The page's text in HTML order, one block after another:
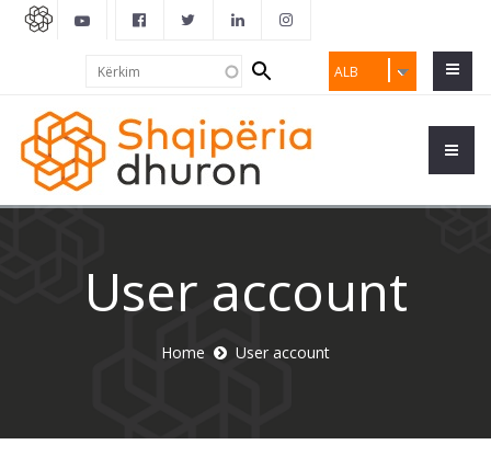
ALB
Search
form
User account
Home User account